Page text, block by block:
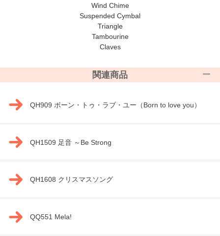
Wind Chime
Suspended Cymbal
Triangle
Tambourine
Claves
関連商品
QH909 ボーン・トゥ・ラブ・ユー（Born to love you）
QH1509 足音 ～Be Strong
QH1608 クリスマスソング
QQ551 Mela!